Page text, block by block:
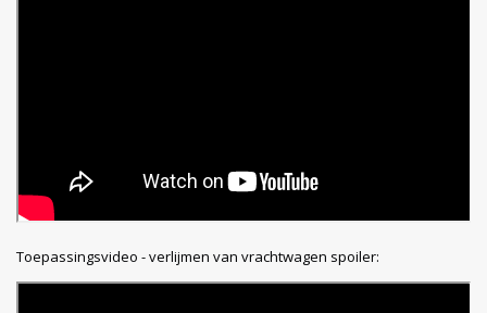
Toepassingsvideo - verlijmen van vrachtwagen spoiler: